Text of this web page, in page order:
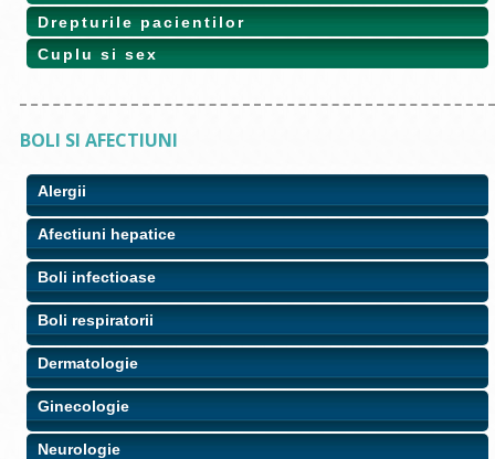
Drepturile pacientilor
Cuplu si sex
BOLI SI AFECTIUNI
Alergii
Afectiuni hepatice
Boli infectioase
Boli respiratorii
Dermatologie
Ginecologie
Neurologie